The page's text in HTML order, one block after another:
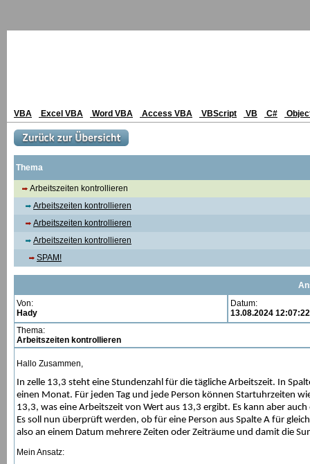
VBA Excel VBA Word VBA Access VBA VBScript VB C#
Thema
Arbeitszeiten kontrollieren
Arbeitszeiten kontrollieren
Arbeitszeiten kontrollieren
Arbeitszeiten kontrollieren
SPAM!
Von:
Hady
Datum:
13.08.2024 12:07:22
Thema:
Arbeitszeiten kontrollieren
Hallo Zusammen,
In zelle 13,3 steht eine Stundenzahl für die tägliche Arbeitszeit. In
einen Monat. Für jeden Tag und jede Person können Startuhrzeiten
13,3, was eine Arbeitszeit von Wert aus 13,3 ergibt. Es kann aber
Es soll nun überprüft werden, ob für eine Person aus Spalte A für
also an einem Datum mehrere Zeiten oder Zeiträume und damit die
Mein Ansatz: